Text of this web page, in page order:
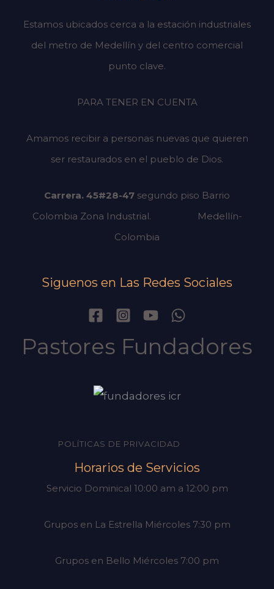
Estamos ubicados cerca a la estación industriales
del metro de Medellín y del centro comercial
punto clave.
PARA TENER EN CUENTA
Amamos recibir a personas nuevas que quieren
ser restaurados en el pueblo de Dios.
Carrera. 45#28-47 segundo piso Barrio
Colombia Zona Industrial.
Medellín-
Colombia
Siguenos en Las Redes Sociales
Pastores Fundadores
POLÍTICAS DE PRIVACIDAD
Horarios de Servicios
Servicio Dominical 10:00 am a 12:00 pm
Grupos en La Estrella Miércoles 7:30 pm
Grupos en Bello Miércoles 7:00 pm